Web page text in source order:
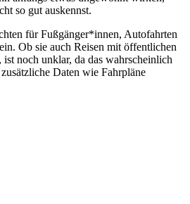
so gut auskennst.
für Fußgänger*innen, Autofahrten
Ob sie auch Reisen mit öffentlichen
noch unklar, da das wahrscheinlich
Daten wie Fahrpläne